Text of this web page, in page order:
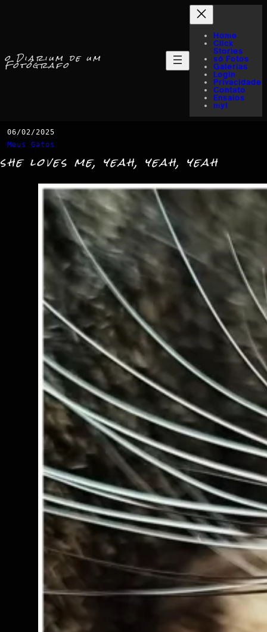
o Diarium de um
Fotógrafo
Home
Click
Stories
só Fotos
Galerias
Login
Privacidade
Contato
Ensaios
myI
06/02/2025
Meus Gatos
she loves me, yeah, yeah, yeah